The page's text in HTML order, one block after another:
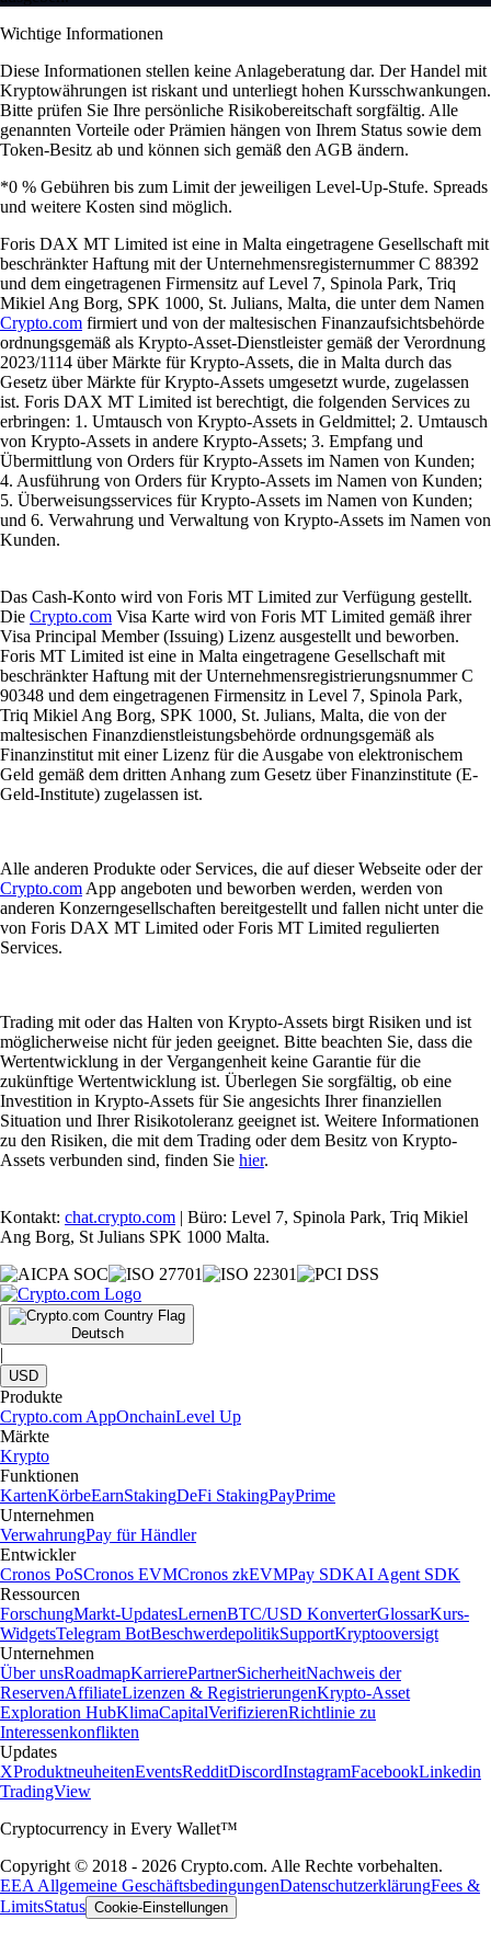
Wichtige Informationen
Diese Informationen stellen keine Anlageberatung dar. Der Handel mit
Kryptowährungen ist riskant und unterliegt hohen Kursschwankungen.
Bitte prüfen Sie Ihre persönliche Risikobereitschaft sorgfältig. Alle
genannten Vorteile oder Prämien hängen von Ihrem Status sowie dem
Token-Besitz ab und können sich gemäß den AGB ändern.
*0 % Gebühren bis zum Limit der jeweiligen Level-Up-Stufe. Spreads
und weitere Kosten sind möglich.
Foris DAX MT Limited ist eine in Malta eingetragene Gesellschaft mit
beschränkter Haftung mit der Unternehmensregisternummer C 88392
und dem eingetragenen Firmensitz auf Level 7, Spinola Park, Triq
Mikiel Ang Borg, SPK 1000, St. Julians, Malta, die unter dem Namen
Crypto.com firmiert und von der maltesischen Finanzaufsichtsbehörde
ordnungsgemäß als Krypto-Asset-Dienstleister gemäß der Verordnung
2023/1114 über Märkte für Krypto-Assets, die in Malta durch das
Gesetz über Märkte für Krypto-Assets umgesetzt wurde, zugelassen
ist. Foris DAX MT Limited ist berechtigt, die folgenden Services zu
erbringen: 1. Umtausch von Krypto-Assets in Geldmittel; 2. Umtausch
von Krypto-Assets in andere Krypto-Assets; 3. Empfang und
Übermittlung von Orders für Krypto-Assets im Namen von Kunden;
4. Ausführung von Orders für Krypto-Assets im Namen von Kunden;
5. Überweisungsservices für Krypto-Assets im Namen von Kunden;
und 6. Verwahrung und Verwaltung von Krypto-Assets im Namen von
Kunden.
Das Cash-Konto wird von Foris MT Limited zur Verfügung gestellt.
Die Crypto.com Visa Karte wird von Foris MT Limited gemäß ihrer
Visa Principal Member (Issuing) Lizenz ausgestellt und beworben.
Foris MT Limited ist eine in Malta eingetragene Gesellschaft mit
beschränkter Haftung mit der Unternehmensregistrierungsnummer C
90348 und dem eingetragenen Firmensitz in Level 7, Spinola Park,
Triq Mikiel Ang Borg, SPK 1000, St. Julians, Malta, die von der
maltesischen Finanzdienstleistungsbehörde ordnungsgemäß als
Finanzinstitut mit einer Lizenz für die Ausgabe von elektronischem
Geld gemäß dem dritten Anhang zum Gesetz über Finanzinstitute (E-
Geld-Institute) zugelassen ist.
Alle anderen Produkte oder Services, die auf dieser Webseite oder der
Crypto.com App angeboten und beworben werden, werden von
anderen Konzerngesellschaften bereitgestellt und fallen nicht unter die
von Foris DAX MT Limited oder Foris MT Limited regulierten
Services.
Trading mit oder das Halten von Krypto-Assets birgt Risiken und ist
möglicherweise nicht für jeden geeignet. Bitte beachten Sie, dass die
Wertentwicklung in der Vergangenheit keine Garantie für die
zukünftige Wertentwicklung ist. Überlegen Sie sorgfältig, ob eine
Investition in Krypto-Assets für Sie angesichts Ihrer finanziellen
Situation und Ihrer Risikotoleranz geeignet ist. Weitere Informationen
zu den Risiken, die mit dem Trading oder dem Besitz von Krypto-
Assets verbunden sind, finden Sie hier.
Kontakt: chat.crypto.com | Büro: Level 7, Spinola Park, Triq Mikiel
Ang Borg, St Julians SPK 1000 Malta.
Deutsch
|
USD
Produkte
Crypto.com AppOnchainLevel Up
Märkte
Krypto
Funktionen
KartenKörbeEarnStakingDeFi StakingPayPrime
Unternehmen
VerwahrungPay für Händler
Entwickler
Cronos PoSCronos EVMCronos zkEVMPay SDKAI Agent SDK
Ressourcen
ForschungMarkt-UpdatesLernenBTC/USD KonverterGlossarKurs-
WidgetsTelegram BotBeschwerdepolitikSupportKryptooversigt
Unternehmen
Über unsRoadmapKarrierePartnerSicherheitNachweis der
ReservenAffiliateLizenzen & RegistrierungenKrypto-Asset
Exploration HubKlimaCapitalVerifizierenRichtlinie zu
Interessenkonflikten
Updates
XProduktneuheitenEventsRedditDiscordInstagramFacebookLinkedin
TradingView
Cryptocurrency in Every Wallet™
Copyright © 2018 - 2026 Crypto.com. Alle Rechte vorbehalten.
EEA Allgemeine GeschäftsbedingungenDatenschutzerklärungFees &
LimitsStatus Cookie-Einstellungen